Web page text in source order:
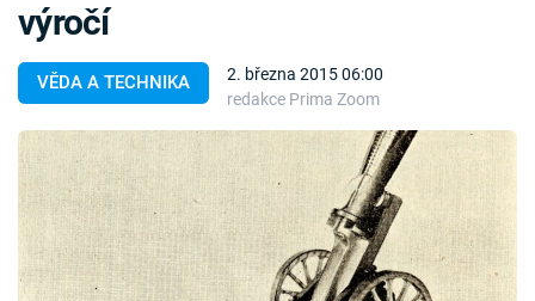
Témata
Témata
Pořady
TV Program
VĚDA A TECHNIKA
2. března 2015 06:00
redakce Prima Zoom
výročí